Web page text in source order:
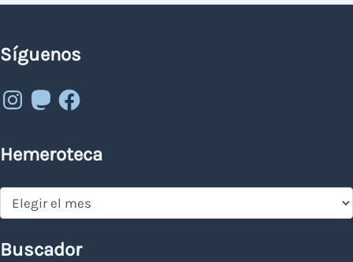
Síguenos
Instagram
MastodonFacebook
Hemeroteca
Hemeroteca
Buscador